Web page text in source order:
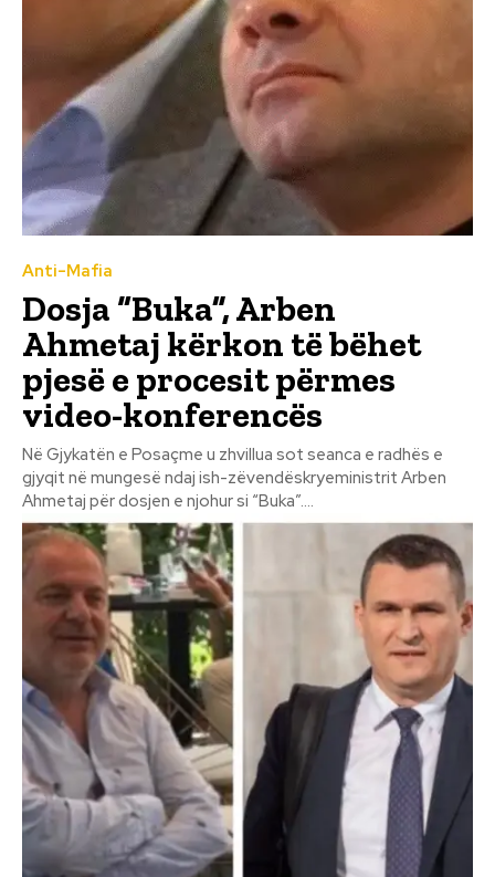
Anti-Mafia
Dosja “Buka”, Arben
Ahmetaj kërkon të bëhet
pjesë e procesit përmes
video-konferencës
Në Gjykatën e Posaçme u zhvillua sot seanca e radhës e
gjyqit në mungesë ndaj ish-zëvendëskryeministrit Arben
Ahmetaj për dosjen e njohur si “Buka”....